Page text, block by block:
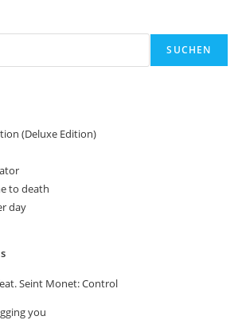
SUCHEN
(Deluxe Edition)
to death
day
Seint Monet: Control
you